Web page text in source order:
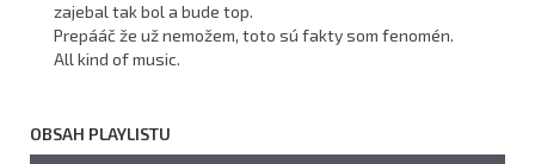
zajebal tak bol a bude top.
Prepááč že už nemožem, toto sú fakty som fenomén.
All kind of music.
OBSAH PLAYLISTU